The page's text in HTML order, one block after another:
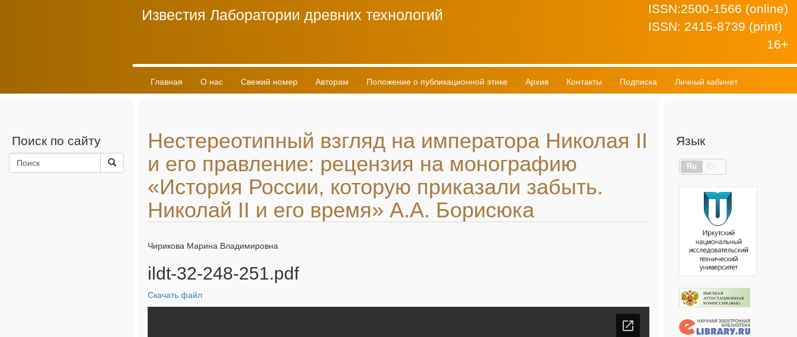
ISSN:2500-1566 (online)
ISSN: 2415-8739 (print)
16+
Известия Лаборатории древних технологий
Главная О нас Свежий номер Авторам Положение о публикационной этике Архив Контакты Подписка Личный кабинет
Поиск по сайту
Нестереотипный взгляд на императора Николая II
и его правление: рецензия на монографию
«История России, которую приказали забыть.
Николай II и его время» А.А. Борисюка
Чирикова Марина Владимировна
ildt-32-248-251.pdf
Скачать файл
Язык
Ru En